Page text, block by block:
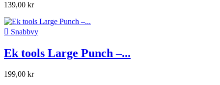
139,00 kr
 Snabbvy
Ek tools Large Punch –...
199,00 kr